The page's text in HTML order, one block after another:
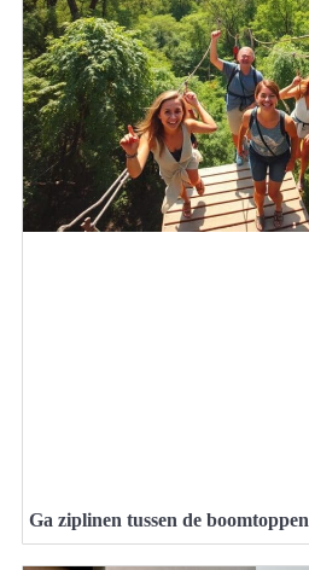
Ga ziplinen tussen de boomtoppen